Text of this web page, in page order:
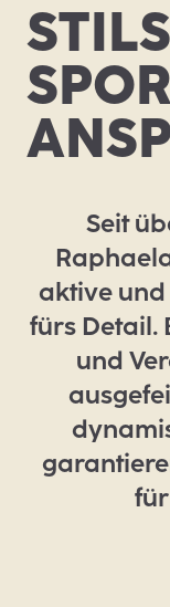
Seit
aktive
fürs Detail.
und